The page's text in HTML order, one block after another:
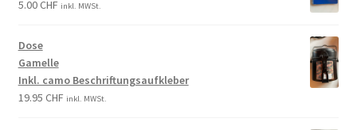
5.00CHF inkl. MWSt.
Dose
Gamelle
Inkl. camo Beschriftungsaufkleber
19.95 CHF inkl. MWSt.